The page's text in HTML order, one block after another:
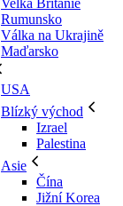
Velká Británie
Rumunsko
Válka na Ukrajině
Maďarsko
USA
Blízký východ
Izrael
Palestina
Asie
Čína
Jižní Korea